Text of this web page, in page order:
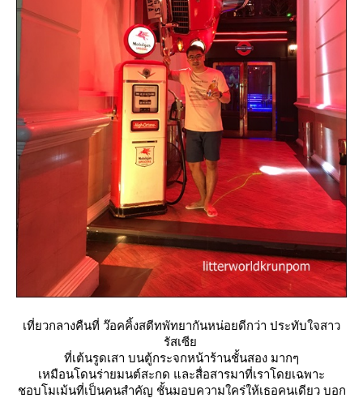
เที่ยวกลางคืนที่ ว๊อคคิ้งสตีทพัทยากันหน่อยดีกว่า ประทับใจสาว
รัสเซี
ที่เต้นรูดเสา บนตู้กระจกหน้าร้านชั้นสอง มากๆ
เหมือนโดนร่ายมนต์สะกด และสื่อสารมาที่เราโดยเฉพาะ
ชอบโมเม้นที่เป็นคนสำคัญ ชั้นมอบความใคร่ให้เธอคนเดียว บอก